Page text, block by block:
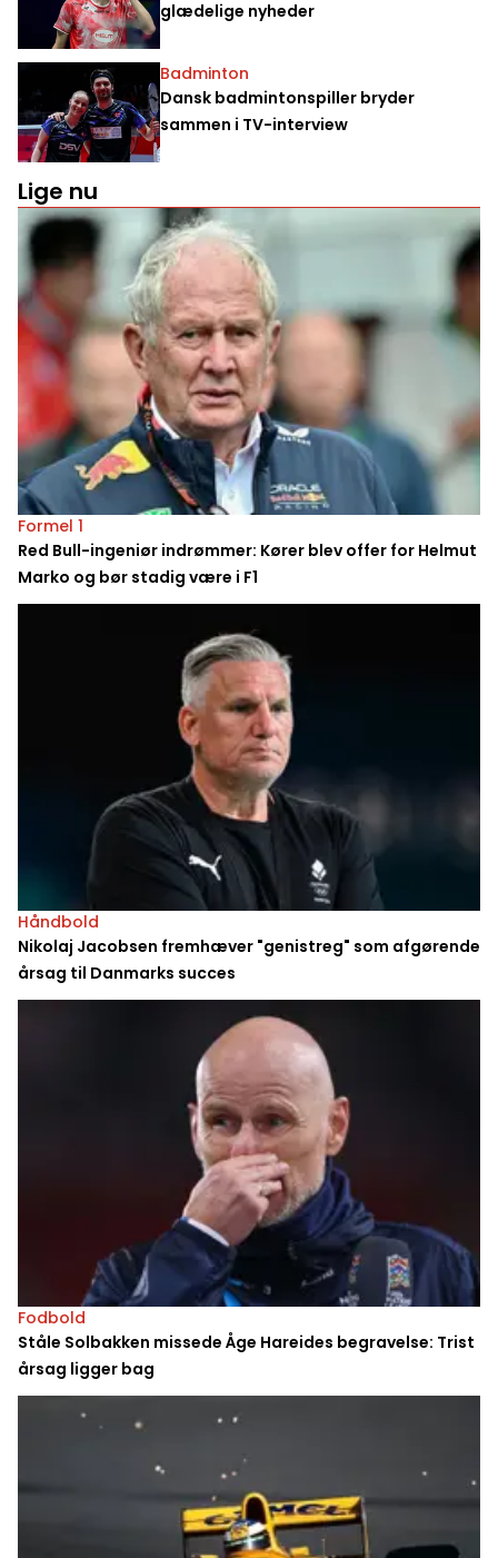
glædelige nyheder
Badminton
Dansk badmintonspiller bryder
sammen i TV-interview
Lige nu
Formel 1
Red Bull-ingeniør indrømmer: Kører blev offer for Helmut
Marko og bør stadig være i F1
Håndbold
Nikolaj Jacobsen fremhæver "genistreg" som afgørende
årsag til Danmarks succes
Fodbold
Ståle Solbakken missede Åge Hareides begravelse: Trist
årsag ligger bag